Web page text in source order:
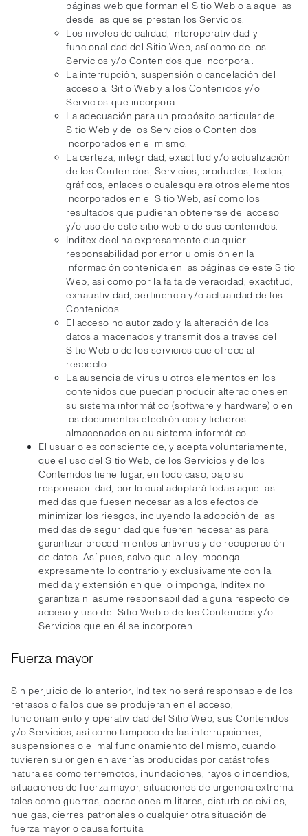
páginas web que forman el Sitio Web o a aquellas
desde las que se prestan los Servicios.
Los niveles de calidad, interoperatividad y
funcionalidad del Sitio Web, así como de los
Servicios y/o Contenidos que incorpora..
La interrupción, suspensión o cancelación del
acceso al Sitio Web y a los Contenidos y/o
Servicios que incorpora.
La adecuación para un propósito particular del
Sitio Web y de los Servicios o Contenidos
incorporados en el mismo.
La certeza, integridad, exactitud y/o actualización
de los Contenidos, Servicios, productos, textos,
gráficos, enlaces o cualesquiera otros elementos
incorporados en el Sitio Web, así como los
resultados que pudieran obtenerse del acceso
y/o uso de este sitio web o de sus contenidos.
Inditex declina expresamente cualquier
responsabilidad por error u omisión en la
información contenida en las páginas de este Sitio
Web, así como por la falta de veracidad, exactitud,
exhaustividad, pertinencia y/o actualidad de los
Contenidos.
El acceso no autorizado y la alteración de los
datos almacenados y transmitidos a través del
Sitio Web o de los servicios que ofrece al
respecto.
La ausencia de virus u otros elementos en los
contenidos que puedan producir alteraciones en
su sistema informático (software y hardware) o en
los documentos electrónicos y ficheros
almacenados en su sistema informático.
El usuario es consciente de, y acepta voluntariamente,
que el uso del Sitio Web, de los Servicios y de los
Contenidos tiene lugar, en todo caso, bajo su
responsabilidad, por lo cual adoptará todas aquellas
medidas que fuesen necesarias a los efectos de
minimizar los riesgos, incluyendo la adopción de las
medidas de seguridad que fueren necesarias para
garantizar procedimientos antivirus y de recuperación
de datos. Así pues, salvo que la ley imponga
expresamente lo contrario y exclusivamente con la
medida y extensión en que lo imponga, Inditex no
garantiza ni asume responsabilidad alguna respecto del
acceso y uso del Sitio Web o de los Contenidos y/o
Servicios que en él se incorporen.
Fuerza mayor
Sin perjuicio de lo anterior, Inditex no será responsable de los
retrasos o fallos que se produjeran en el acceso,
funcionamiento y operatividad del Sitio Web, sus Contenidos
y/o Servicios, así como tampoco de las interrupciones,
suspensiones o el mal funcionamiento del mismo, cuando
tuvieren su origen en averías producidas por catástrofes
naturales como terremotos, inundaciones, rayos o incendios,
situaciones de fuerza mayor, situaciones de urgencia extrema
tales como guerras, operaciones militares, disturbios civiles,
huelgas, cierres patronales o cualquier otra situación de
fuerza mayor o causa fortuita.